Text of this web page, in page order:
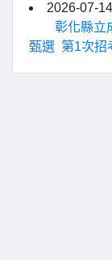
2026-07-14
彰化縣立
甄選 第1次招